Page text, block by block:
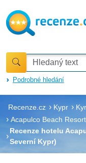
Podrobné hledání
Recenze.cz Kypr
Acapulco Beach
Recenze hotelu
Severní Kypr)